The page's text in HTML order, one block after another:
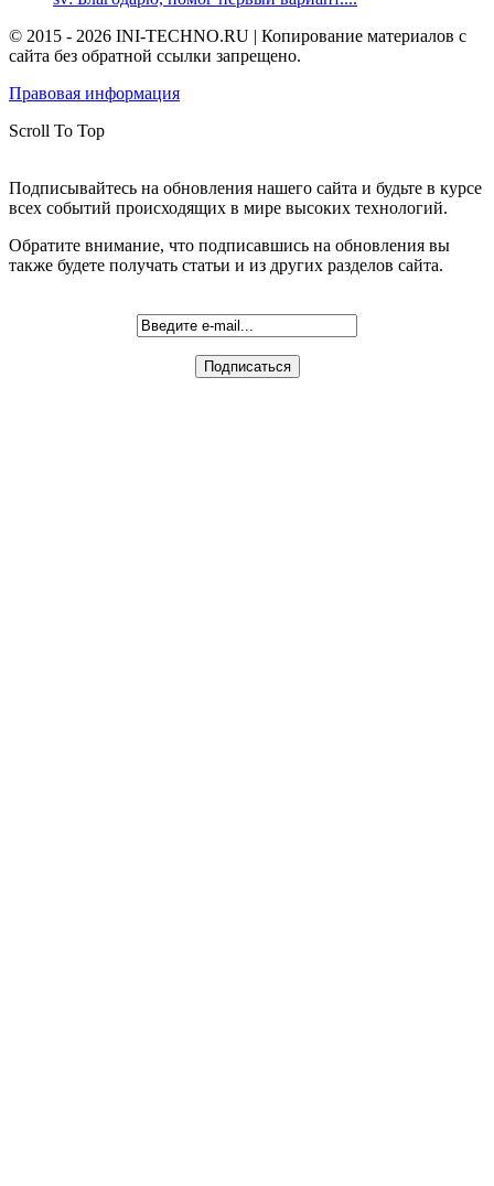
© 2015 - 2026 INI-TECHNO.RU | Копирование материалов с
сайта без обратной ссылки запрещено.
Правовая информация
Scroll To Top
Подписывайтесь на обновления нашего сайта и будьте в курсе
всех событий происходящих в мире высоких технологий.
Обратите внимание, что подписавшись на обновления вы
также будете получать статьи и из других разделов сайта.